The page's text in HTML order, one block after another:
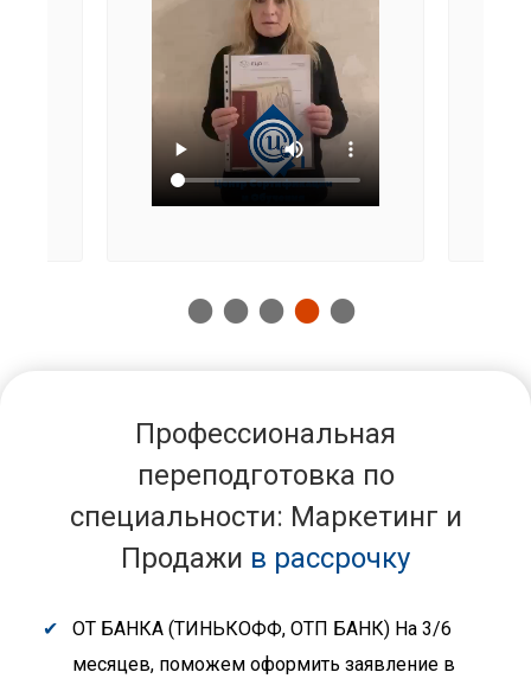
Профессиональная
переподготовка по
специальности: Маркетинг и
Продажи в рассрочку
ОТ БАНКА (ТИНЬКОФФ, ОТП БАНК) На 3/6
месяцев, поможем оформить заявление в